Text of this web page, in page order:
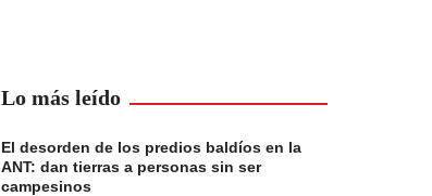
Lo más leído
El desorden de los predios baldíos en la
ANT: dan tierras a personas sin ser
campesinos